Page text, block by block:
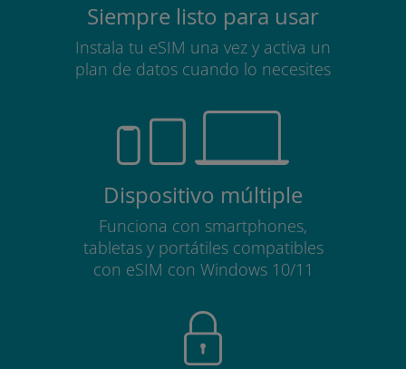
Siempre listo para usar
Instala tu eSIM una vez y activa un
plan de datos cuando lo necesites
Dispositivo múltiple
Funciona con smartphones,
tabletas y portátiles compatibles
con eSIM con Windows 10/11